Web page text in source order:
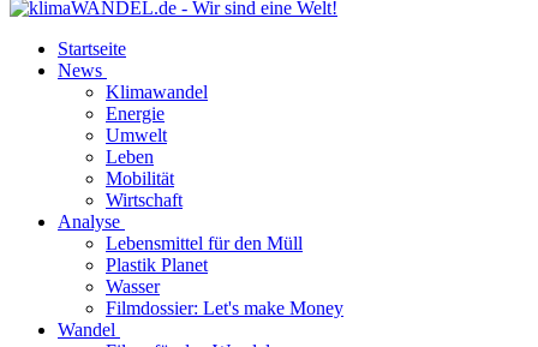
Startseite
News
Klimawandel
Energie
Umwelt
Leben
Mobilität
Wirtschaft
Analyse
Lebensmittel für den Müll
Plastik Planet
Wasser
Filmdossier: Let's make Money
Wandel